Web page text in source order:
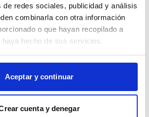
de redes sociales, publicidad y análisis
combinarla con otra información
o que hayan recopilado a
haya hecho de sus servicios.
Aceptar y continuar
cuenta y denegar
console for more information).